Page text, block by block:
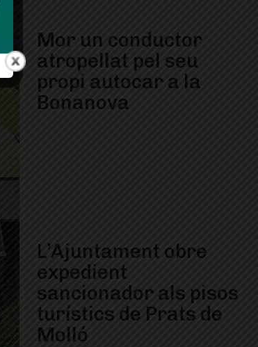
Mor un conductor
atropellat pel seu
propi autocar a la
Bonanova
L’Ajuntament obre
expedient
sancionador als pisos
turístics de Prats de
Molló